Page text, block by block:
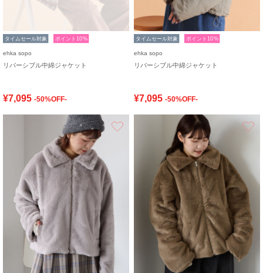
タイムセール対象 ポイント10%
ehka sopo
リバーシブル中綿ジャケット
¥7,095 -50%OFF-
タイムセール対象 ポイント10%
ehka sopo
リバーシブル中綿ジャケット
¥7,095 -50%OFF-